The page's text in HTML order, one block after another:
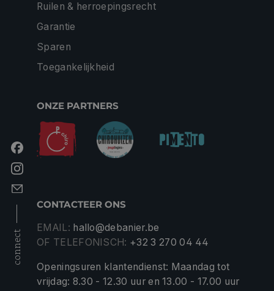
connect
Ruilen & herroepingsrecht
Garantie
Sparen
Toegankelijkheid
ONZE PARTNERS
CONTACTEER ONS
EMAIL: hallo@debanier.be
OF TELEFONISCH: +32 3 270 04 44
Openingsuren klantendienst: Maandag tot
vrijdag: 8.30 - 12.30 uur en 13.00 - 17.00 uur